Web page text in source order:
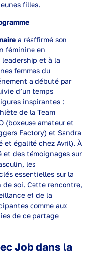
filles.
a réaffirmé son
féminine en
et à la
femmes du
a débuté par
d’un temps
inspirantes :
de la Team
(boxeuse amateur et
Factory) et Sandra
et égalité chez Avril). À
et des témoignages sur
les
essentielles sur la
de soi. Cette rencontre,
et de la
comme aux
de ce partage
Job dans la